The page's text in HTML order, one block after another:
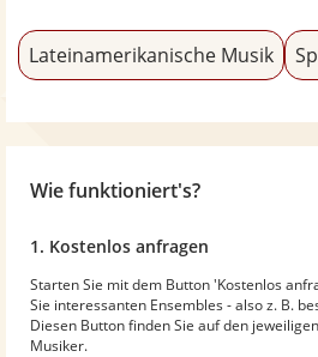
Lateinamerikanische Musik
Wie funktioniert's?
1. Kostenlos anfragen
Starten Sie mit dem Button 'Kostenlos
Sie interessanten Ensembles - also z. B.
Diesen Button finden Sie auf den
Musiker.